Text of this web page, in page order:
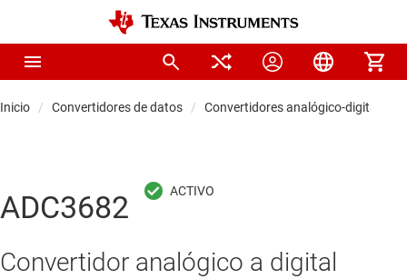
Inicio Convertidores de datos Convertidores analógico-digitales
ADC3682
Convertidor analógico a digital